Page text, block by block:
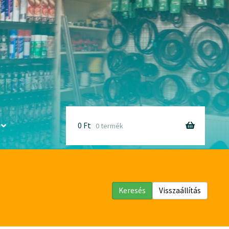
0 Ft 0 termék
Keresés Visszaállítás